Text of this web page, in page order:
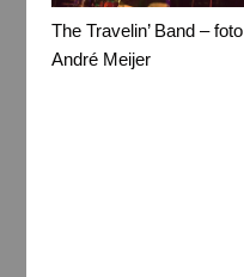
The Travelin’ Band – foto
André Meijer